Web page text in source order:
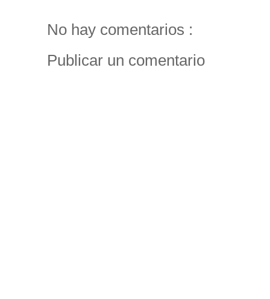
No hay comentarios :
Publicar un comentario